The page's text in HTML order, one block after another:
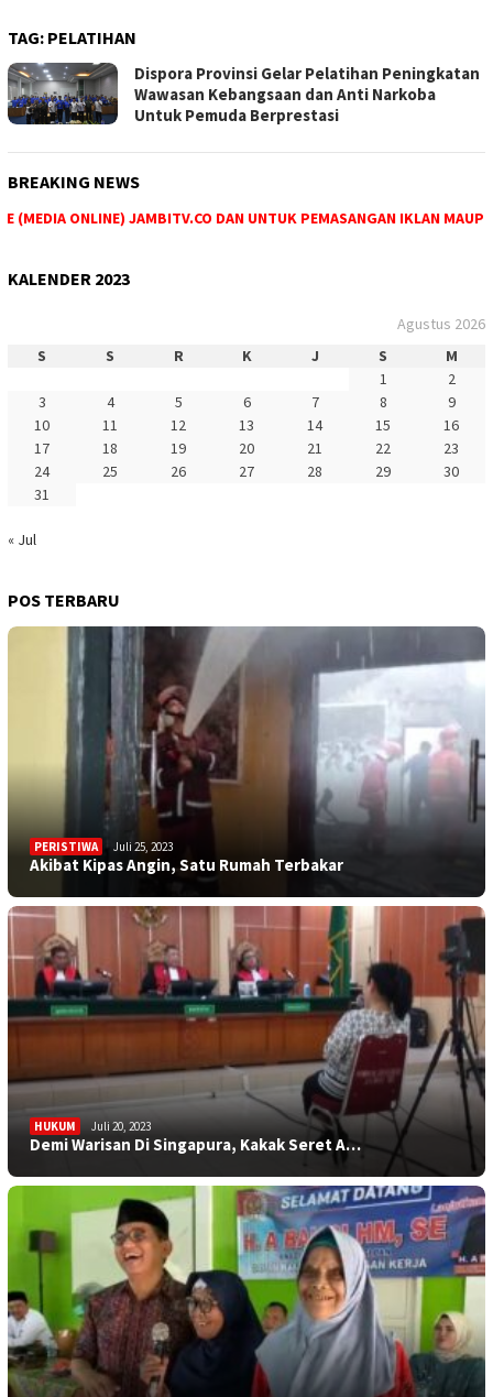
TAG: PELATIHAN
Dispora Provinsi Gelar Pelatihan Peningkatan
Wawasan Kebangsaan dan Anti Narkoba
Untuk Pemuda Berprestasi
BREAKING NEWS
ONLINE) JAMBITV.CO DAN UNTUK PEMASANGAN IKLAN
KALENDER 2023
Agustus 2026
S
S R K J S
M
1
2
3
4 5 6 7 8
9
10
11 12 13 14 15
16
17
18 19 20 21 22
23
24
25 26 27 28 29
30
31
« Jul
POS TERBARU
PERISTIWA Juli 25, 2023
Akibat Kipas Angin, Satu Rumah Terbakar
HUKUM Juli 20, 2023
Demi Warisan Di Singapura, Kakak Seret A…